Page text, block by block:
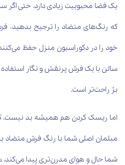
یک فضا محبوبیت زیادی دارد. حتی
که رنگ‌های متضاد را ترجیح بدهید،
خود را در دکوراسیون منزل حفظ
سالن با یک فرش پرنقش و نگار
بژ راحت‌تر است.
اما ریسک کردن هم همیشه بد نیست.
مبلمان اصلی شما با رنگ فرش متضاد
شما حال و هوای مدرن‌تری پیدا می‌کند.